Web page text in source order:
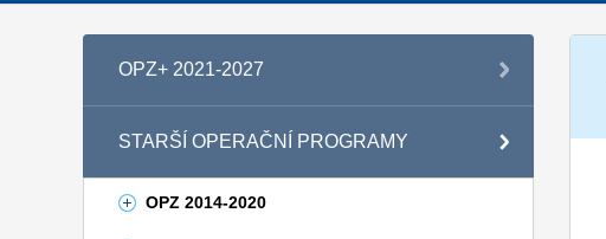
OPZ+ 2021-2027
STARŠÍ OPERAČNÍ PROGRAMY
OPZ 2014-2020